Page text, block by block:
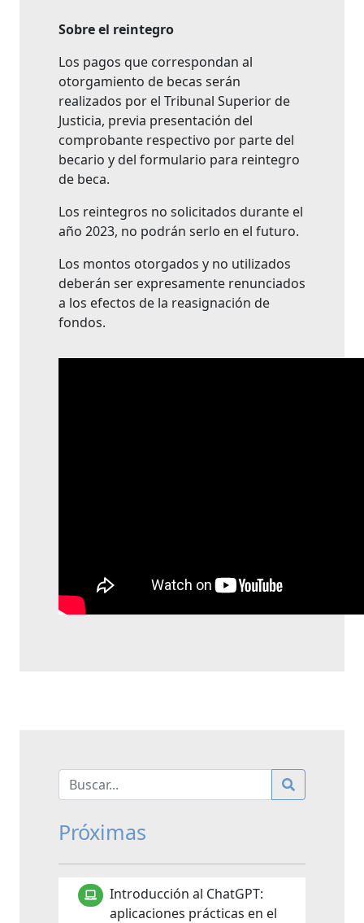
Sobre el reintegro
Los pagos que correspondan al
otorgamiento de becas serán
realizados por el Tribunal Superior de
Justicia, previa presentación del
comprobante respectivo por parte del
becario y del formulario para reintegro
de beca.
Los reintegros no solicitados durante el
año 2023, no podrán serlo en el futuro.
Los montos otorgados y no utilizados
deberán ser expresamente renunciados
a los efectos de la reasignación de
fondos.
Próximas
Introducción al ChatGPT:
aplicaciones prácticas en el